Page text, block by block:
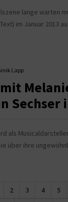
lange warten
im Januar 2013
Lapp
Sechser
als
über ihre
2 3 4 5